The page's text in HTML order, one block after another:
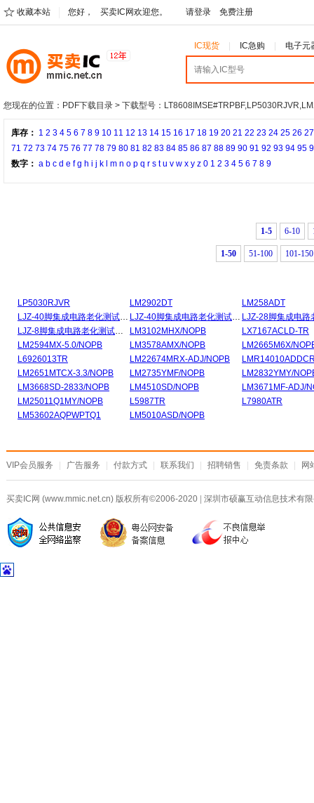
收藏本站 您好， 买卖IC网欢迎您。 请登录 免费注册
IC现货 IC急购 电子元
您现在的位置： PDF下载目录 > 下载型号：
库存： 1 2 3 4 5 6 7 8 9 10 11 12 13 14 15 16 17 18 19 20 21 22 23 24 25 26 27
71 72 73 74 75 76 77 78 79 80 81 82 83 84 85 86 87 88 89 90 91 92 93 94 95
数字： a b c d e f g h i j k m n o p q r s t u v w x y z 0 1 2 3 4 5 6 7 8 9
1-5 6-10
1-50 51-100 101-150
LP5030RJVR LM2902DT
LM258ADT
LJZ-40脚集成电路老化测试插座
LJZ-40脚集成电路老化测试插座
LJZ-8脚集成电路老化测试插座
LM3102MHX/NOPB
LX7167ACLD-TR
LM2594MX-5.0/NOPB
LM3578AMX/NOPB
LM2665M6X/
L6926013TR
LM22674MRX-ADJ/NOPB
LM2651MTCX-3.3/NOPB
LM2735YMF/NOPB
LM2832YMY/
LM3668SD-2833/NOPB
LM4510SD/NOPB
LM3671MF-ADJ/
LM25011Q1MY/NOPB
L5987TR
L7980ATR
LM53602AQPWPTQ1
LM5010ASD/NOPB
VIP会员服务 广告服务 付款方式 联系我们 招聘销售 免责条款 网
买卖IC网 (www.mmic.net.cn) 版权所有©2006-2020 深圳市硕赢互动信息技术有